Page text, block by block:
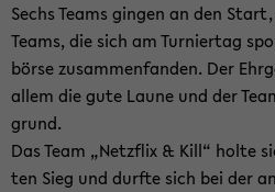
Sechs Teams gin­gen an den
Teams, die sich am Tur­nier­tag
bör­se zu­sam­men­fan­den. Der
allem die gute Laune und der
grund.
Das Team „Netz­flix & Kill“ holte
ten Sieg und durf­te sich bei der